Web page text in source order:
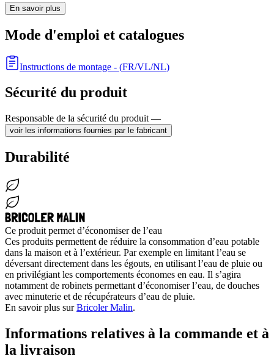
En savoir plus
Mode d'emploi et catalogues
Instructions de montage - (FR/VL/NL)
Sécurité du produit
Responsable de la sécurité du produit —
voir les informations fournies par le fabricant
Durabilité
Ce produit permet d’économiser de l’eau
Ces produits permettent de réduire la consommation d’eau potable
dans la maison et à l’extérieur. Par exemple en limitant l’eau se
déversant directement dans les égouts, en utilisant l’eau de pluie ou
en privilégiant les comportements économes en eau. Il s’agira
notamment de robinets permettant d’économiser l’eau, de douches
avec minuterie et de récupérateurs d’eau de pluie.
En savoir plus surBricoler Malin.
Informations relatives à la commande et à
la livraison